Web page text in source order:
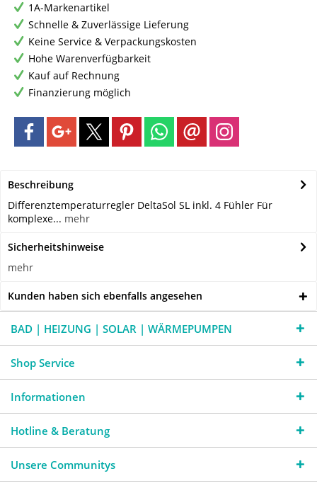
1A-Markenartikel
Schnelle & Zuverlässige Lieferung
Keine Service & Verpackungskosten
Hohe Warenverfügbarkeit
Kauf auf Rechnung
Finanzierung möglich
Beschreibung
Differenztemperaturregler DeltaSol SL inkl. 4 Fühler Für
komplexe... mehr
Sicherheitshinweise
mehr
Kunden haben sich ebenfalls angesehen
BAD | HEIZUNG | SOLAR | WÄRMEPUMPEN
Shop Service
Informationen
Hotline & Beratung
Unsere Communitys